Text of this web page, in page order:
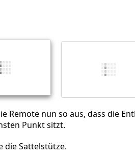
Remote nun so aus, dass die
Punkt sitzt.
die Sattelstütze.